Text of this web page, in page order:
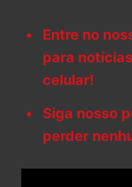
Entre no
para
celular!
Siga nosso
perder